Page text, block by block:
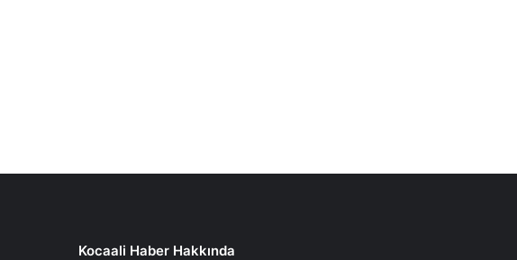
Kocaali Haber Hakkında